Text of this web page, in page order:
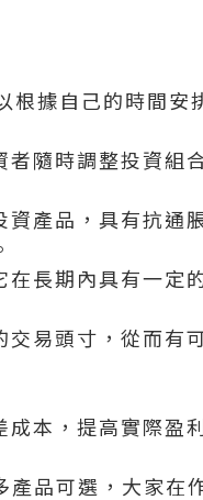
據自己的時間安
隨時調整投資組
產品，具有抗通
長期內具有一定
易頭寸，從而有
本，提高實際盈
品可選，大家在